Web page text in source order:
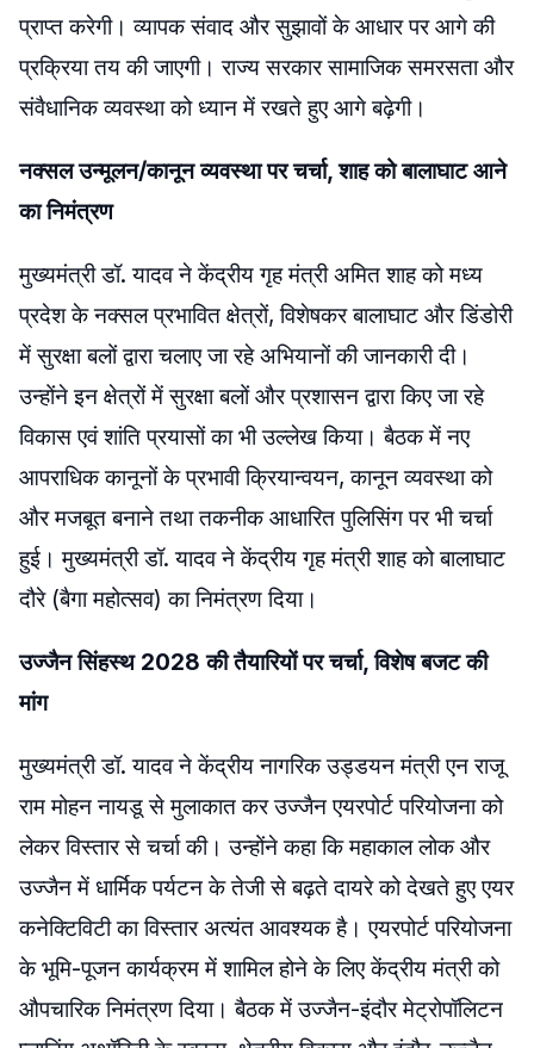
प्राप्त करेगी। व्यापक संवाद और सुझावों के आधार पर आगे की
प्रक्रिया तय की जाएगी। राज्य सरकार सामाजिक समरसता और
संवैधानिक व्यवस्था को ध्यान में रखते हुए आगे बढ़ेगी।
नक्सल उन्मूलन/कानून व्यवस्था पर चर्चा, शाह को बालाघाट आने
का निमंत्रण
मुख्यमंत्री डॉ. यादव ने केंद्रीय गृह मंत्री अमित शाह को मध्य
प्रदेश के नक्सल प्रभावित क्षेत्रों, विशेषकर बालाघाट और डिंडोरी
में सुरक्षा बलों द्वारा चलाए जा रहे अभियानों की जानकारी दी।
उन्होंने इन क्षेत्रों में सुरक्षा बलों और प्रशासन द्वारा किए जा रहे
विकास एवं शांति प्रयासों का भी उल्लेख किया। बैठक में नए
आपराधिक कानूनों के प्रभावी क्रियान्वयन, कानून व्यवस्था को
और मजबूत बनाने तथा तकनीक आधारित पुलिसिंग पर भी चर्चा
हुई। मुख्यमंत्री डॉ. यादव ने केंद्रीय गृह मंत्री शाह को बालाघाट
दौरे (बैगा महोत्सव) का निमंत्रण दिया।
उज्जैन सिंहस्थ 2028 की तैयारियों पर चर्चा, विशेष बजट की
मांग
मुख्यमंत्री डॉ. यादव ने केंद्रीय नागरिक उड्डयन मंत्री एन राजू
राम मोहन नायडू से मुलाकात कर उज्जैन एयरपोर्ट परियोजना को
लेकर विस्तार से चर्चा की। उन्होंने कहा कि महाकाल लोक और
उज्जैन में धार्मिक पर्यटन के तेजी से बढ़ते दायरे को देखते हुए एयर
कनेक्टिविटी का विस्तार अत्यंत आवश्यक है। एयरपोर्ट परियोजना
के भूमि-पूजन कार्यक्रम में शामिल होने के लिए केंद्रीय मंत्री को
औपचारिक निमंत्रण दिया। बैठक में उज्जैन-इंदौर मेट्रोपॉलिटन